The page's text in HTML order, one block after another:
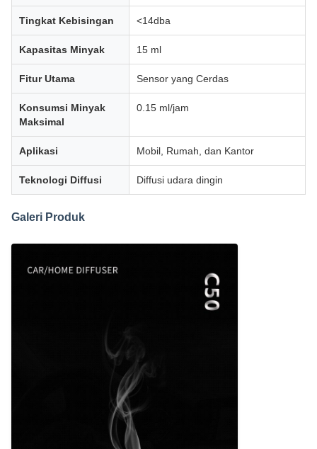
Tingkat Kebisingan <14dba
Kapasitas Minyak 15 ml
Fitur Utama Sensor yang Cerdas
Konsumsi Minyak
Maksimal
0.15 ml/jam
Aplikasi Mobil, Rumah, dan Kantor
Teknologi Diffusi Diffusi udara dingin
Galeri Produk